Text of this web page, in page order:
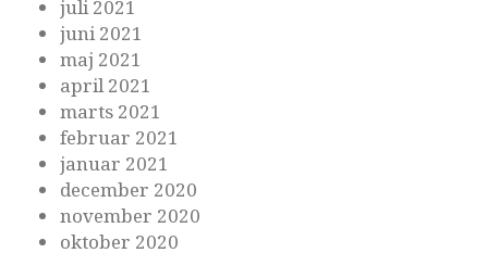
juli 2021
juni 2021
maj 2021
april 2021
marts 2021
februar 2021
januar 2021
december 2020
november 2020
oktober 2020